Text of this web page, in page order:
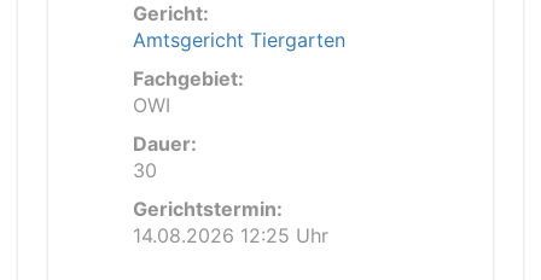
Gericht:
Amtsgericht Tiergarten
Fachgebiet:
OWI
Dauer:
30
Gerichtstermin:
14.08.2026 12:25 Uhr